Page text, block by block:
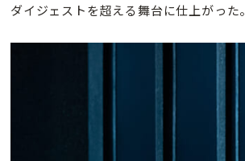
ダイジェストを超える舞台に仕上がった。